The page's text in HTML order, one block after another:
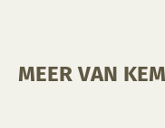
MEER VAN